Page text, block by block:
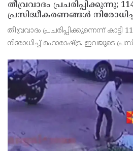
തീവ്രവാദം പ്രചരിപ്പിക്കുന്നു;
പ്രസിദ്ധീകരണങ്ങൾ
തീവ്രവാദം പ്രചരിപ്പിക്കുന്നെന്ന്
നിരോധിച്ച് മഹാരാഷ്ട്ര. ഇവയുടെ
സർക്കാർ ഉത്തരവിറക്കി. സോഷ്യൽ